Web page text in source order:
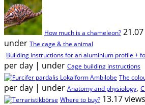
How much is a chameleon?
under The cage & the animal
Building instructions for an aluminium profile +
per day | under Cage building instructions
The
per day | under Anatomy and physiology,
Where to buy? 13.17